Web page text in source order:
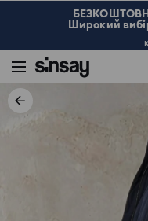
Широкий